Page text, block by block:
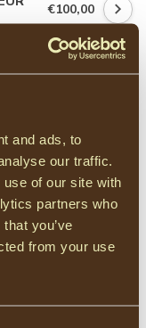
and ads, to
our traffic.
of our site with
partners who
you’ve
from your use
€100,00
PRODUCT?
of+32 11 91 04 30.